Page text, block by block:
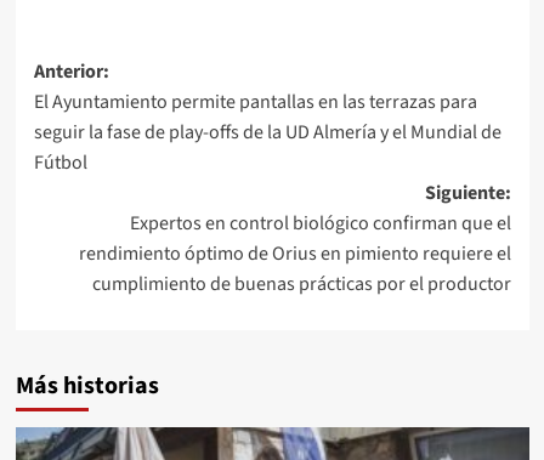
Navegación
de
entradas
Anterior:
El Ayuntamiento permite pantallas en las terrazas para
seguir la fase de play-offs de la UD Almería y el Mundial de
Fútbol
Siguiente:
Expertos en control biológico confirman que el
rendimiento óptimo de Orius en pimiento requiere el
cumplimiento de buenas prácticas por el productor
Más historias